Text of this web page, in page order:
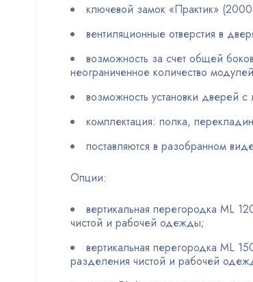
ключевой замок «Практик»
вентиляционные отверстия в
возможность за счет общей
неограниченное количество
возможность установки дверей
комплектация: полка,
поставляются в разобранном
Опции:
вертикальная перегородка ML
чистой и рабочей одежды;
вертикальная перегородка ML
разделения чистой и рабочей